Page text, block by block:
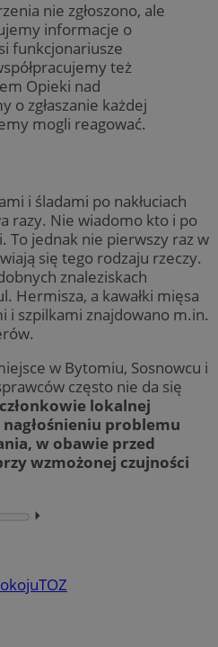
nie zgłoszono, ale
informacje o
funkcjonariusze
też
Opieki nad
o zgłaszanie każdej
mogli reagować.
i śladami po nakłuciach
razy. Nie wiadomo kto i po
To jednak nie pierwszy raz w
się tego rodzaju rzeczy.
znaleziskach
Hermisza, a kawałki mięsa
i szpilkami znajdowano m.in.
w Bytomiu, Sosnowcu i
często nie da się
lokalnej
problemu
w obawie przed
wzmożonej czujności
⏵︎
TOZ